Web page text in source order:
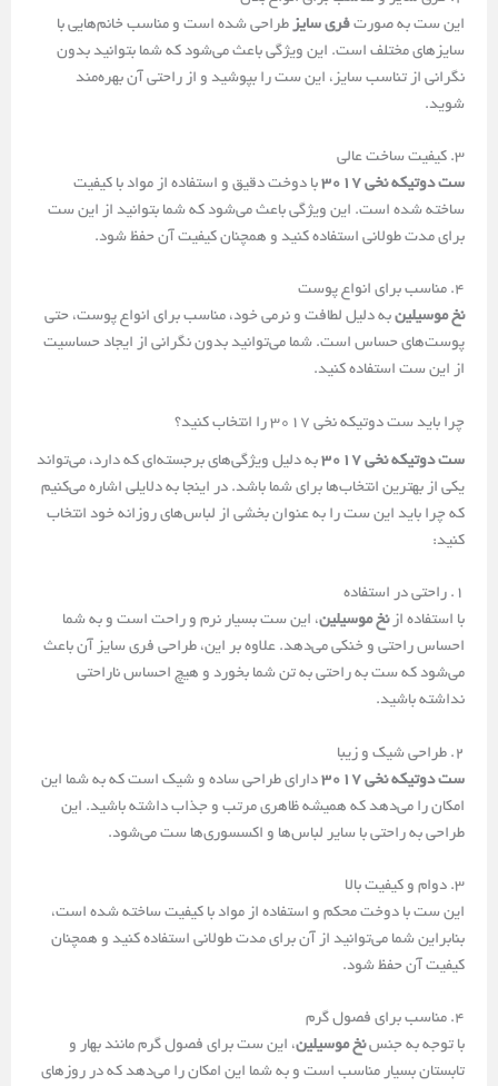
این ست به صورت فری سایز طراحی شده است و مناسب خانم‌هایی با
سایزهای مختلف است. این ویژگی باعث می‌شود که شما بتوانید بدون
نگرانی از تناسب سایز، این ست را بپوشید و از راحتی آن بهره‌مند
شوید.
3. کیفیت ساخت عالی
ست دوتیکه نخی 3017
با دوخت دقیق و استفاده از مواد با کیفیت
ساخته شده است. این ویژگی باعث می‌شود که شما بتوانید از این ست
برای مدت طولانی استفاده کنید و همچنان کیفیت آن حفظ شود.
4. مناسب برای انواع پوست
نخ موسیلین به دلیل لطافت و نرمی خود، مناسب برای انواع پوست، حتی
پوست‌های حساس است. شما می‌توانید بدون نگرانی از ایجاد حساسیت
از این ست استفاده کنید.
چرا باید ست دوتیکه نخی 3017 را انتخاب کنید؟
ست دوتیکه نخی 3017
به دلیل ویژگی‌های برجسته‌ای که دارد، می‌تواند
یکی از بهترین انتخاب‌ها برای شما باشد. در اینجا به دلایلی اشاره می‌کنیم
که چرا باید این ست را به عنوان بخشی از لباس‌های روزانه خود انتخاب
کنید:
1. راحتی در استفاده
با استفاده ازنخ موسیلین، این ست بسیار نرم و راحت است و به شما
احساس راحتی و خنکی می‌دهد. علاوه بر این، طراحی فری سایز آن باعث
می‌شود که ست به راحتی به تن شما بخورد و هیچ احساس ناراحتی
نداشته باشید.
2. طراحی شیک و زیبا
ست دوتیکه نخی 3017
دارای طراحی ساده و شیک است که به شما این
امکان را می‌دهد که همیشه ظاهری مرتب و جذاب داشته باشید. این
طراحی به راحتی با سایر لباس‌ها و اکسسوری‌ها ست می‌شود.
3. دوام و کیفیت بالا
این ست با دوخت محکم و استفاده از مواد با کیفیت ساخته شده است،
بنابراین شما می‌توانید از آن برای مدت طولانی استفاده کنید و همچنان
کیفیت آن حفظ شود.
4. مناسب برای فصول گرم
با توجه به جنسنخ موسیلین، این ست برای فصول گرم مانند بهار و
تابستان بسیار مناسب است و به شما این امکان را می‌دهد که در روزهای